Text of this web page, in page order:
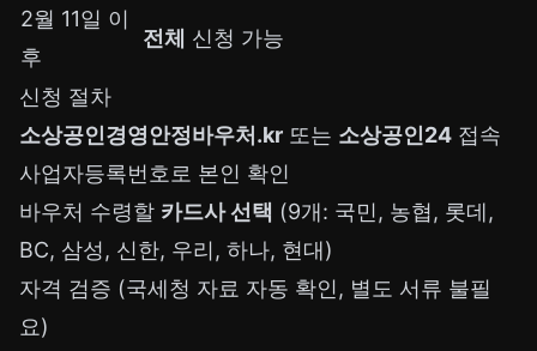
2월 11일 이
후
전체 신청 가능
신청 절차
소상공인경영안정바우처.kr 또는 소상공인24 접속
사업자등록번호로 본인 확인
바우처 수령할 카드사 선택 (9개: 국민, 농협, 롯데,
BC, 삼성, 신한, 우리, 하나, 현대)
자격 검증 (국세청 자료 자동 확인, 별도 서류 불필
요)